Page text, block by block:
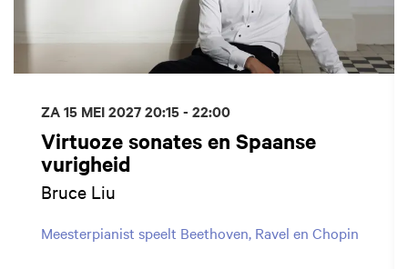
Virtuoze sonates en Spaanse
vurigheid
Bruce Liu
Meesterpianist speelt Beethoven, Ravel en Chopin
ZA 15 MEI 202720:15 - 22:00